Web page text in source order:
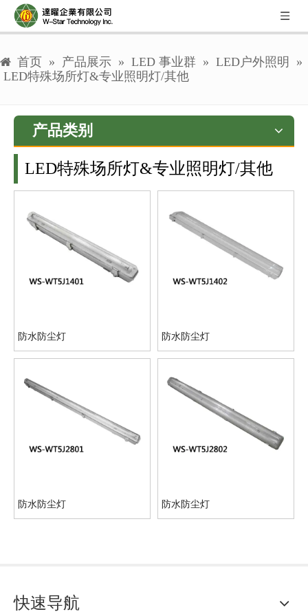
首页 » 产品展示 » LED 事业群 » LED户外照明
»
LED特殊场所灯&专业照明灯/其他
产品类别
LED特殊场所灯&专业照明灯/其他
防水防尘灯 防水防尘灯
防水防尘灯 防水防尘灯
快速导航